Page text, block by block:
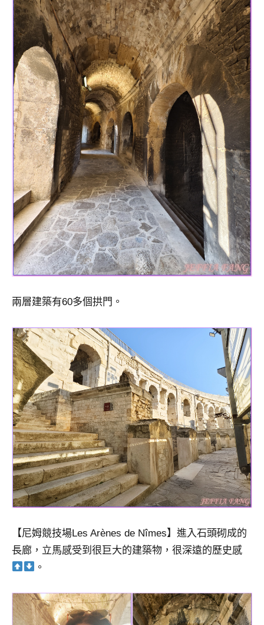
兩層建築有60多個拱門。
【尼姆競技場Les Arènes de Nîmes】進入石頭砌成的
長廊，立馬感受到很巨大的建築物，很深遠的歷史感
。